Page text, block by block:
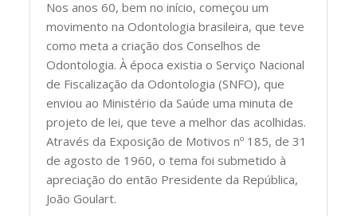
Nos anos 60, bem no início, começou um
movimento na Odontologia brasileira, que teve
como meta a criação dos Conselhos de
Odontologia. À época existia o Serviço Nacional
de Fiscalização da Odontologia (SNFO), que
enviou ao Ministério da Saúde uma minuta de
projeto de lei, que teve a melhor das acolhidas.
Através da Exposição de Motivos nº 185, de 31
de agosto de 1960, o tema foi submetido à
apreciação do então Presidente da República,
João Goulart.